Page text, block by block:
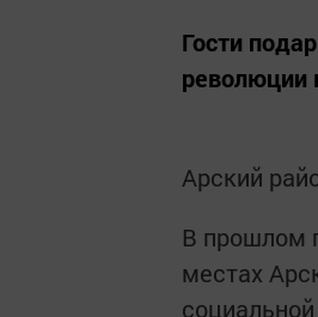
Гости
революции
Арский
В прошлом
местах